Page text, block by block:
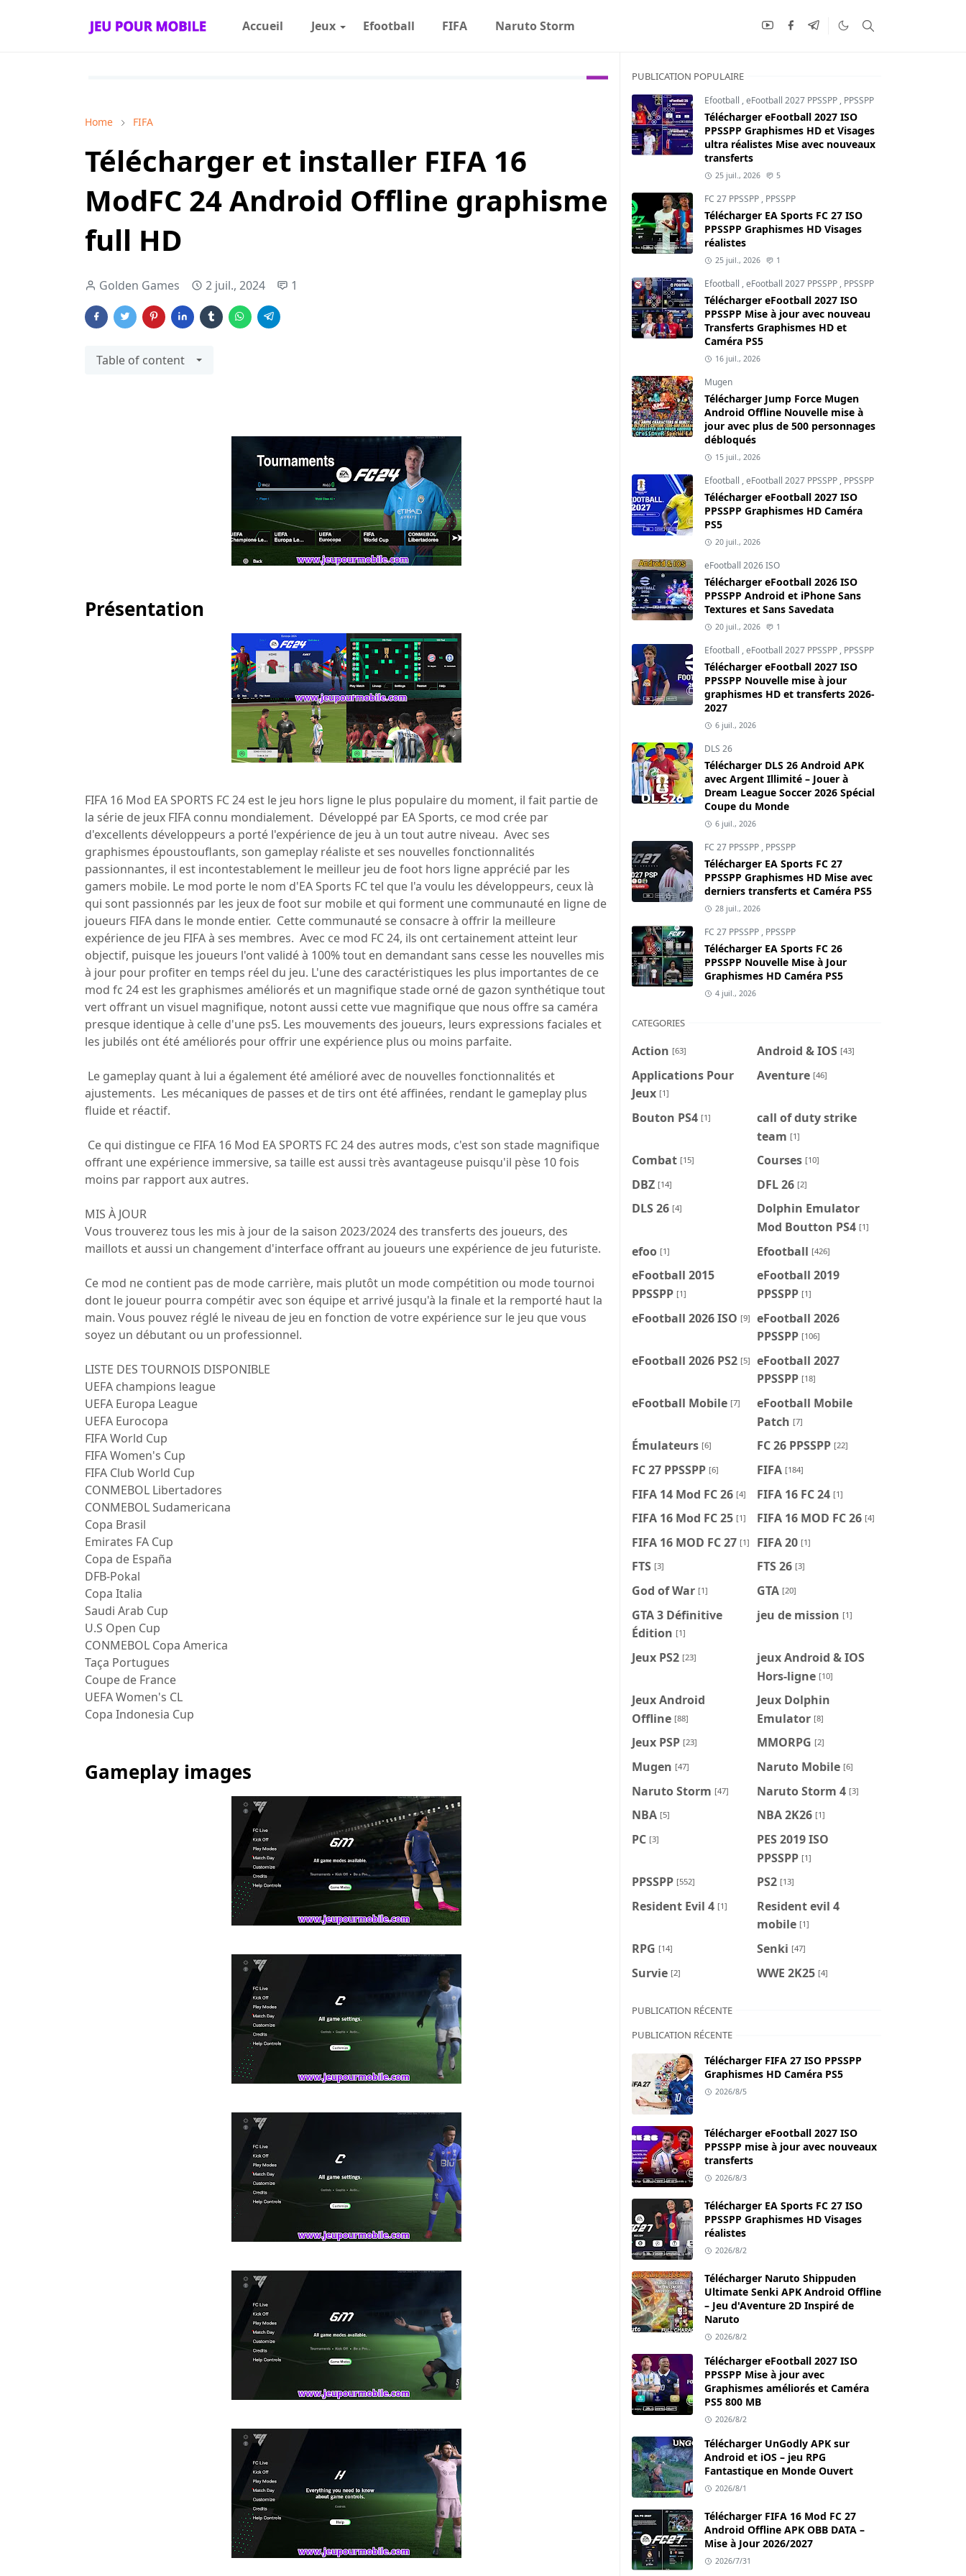
Accueil Jeux Efootball FIFA Naruto Storm
Home FIFA
Télécharger et installer FIFA 16
ModFC 24 Android Offline graphisme
full HD
Golden Games 2 juil., 2024 1
Table of content
Présentation
FIFA 16 Mod EA SPORTS FC 24 est le jeu hors ligne le plus populaire du moment, il fait partie de
la série de jeux FIFA connu mondialement. Développé par EA Sports, ce mod crée par
d'excellents développeurs a porté l'expérience de jeu à un tout autre niveau. Avec ses
graphismes époustouflants, son gameplay réaliste et ses nouvelles fonctionnalités
passionnantes, il est incontestablement le meilleur jeu de foot hors ligne apprécié par les
gamers mobile. Le mod porte le nom d'EA Sports FC tel que l'a voulu les développeurs, ceux là
qui sont passionnés par les jeux de foot sur mobile et qui forment une communauté en ligne de
joueurs FIFA dans le monde entier. Cette communauté se consacre à offrir la meilleure
expérience de jeu FIFA à ses membres. Avec ce mod FC 24, ils ont certainement atteint leur
objectif, puisque les joueurs l'ont validé à 100% tout en demandant sans cesse les nouvelles mis
à jour pour profiter en temps réel du jeu. L'une des caractéristiques les plus importantes de ce
mod fc 24 est les graphismes améliorés et un magnifique stade orné de gazon synthétique tout
vert offrant un visuel magnifique, notont aussi cette vue magnifique que nous offre sa caméra
presque identique à celle d'une ps5. Les mouvements des joueurs, leurs expressions faciales et
les jubilés ont été améliorés pour offrir une expérience plus ou moins parfaite.
Le gameplay quant à lui a également été amélioré avec de nouvelles fonctionnalités et
ajustements. Les mécaniques de passes et de tirs ont été affinées, rendant le gameplay plus
fluide et réactif.
Ce qui distingue ce FIFA 16 Mod EA SPORTS FC 24 des autres mods, c'est son stade magnifique
offrant une expérience immersive, sa taille est aussi très avantageuse puisqu'il pèse 10 fois
moins par rapport aux autres.
MIS À JOUR
Vous trouverez tous les mis à jour de la saison 2023/2024 des transferts des joueurs, des
maillots et aussi un changement d'interface offrant au joueurs une expérience de jeu futuriste.
Ce mod ne contient pas de mode carrière, mais plutôt un mode compétition ou mode tournoi
dont le joueur pourra compétir avec son équipe et arrivé jusqu'à la finale et la remporté haut la
main. Vous pouvez réglé le niveau de jeu en fonction de votre expérience sur le jeu que vous
soyez un débutant ou un professionnel.
LISTE DES TOURNOIS DISPONIBLE
UEFA champions league
UEFA Europa League
UEFA Eurocopa
FIFA World Cup
FIFA Women's Cup
FIFA Club World Cup
CONMEBOL Libertadores
CONMEBOL Sudamericana
Copa Brasil
Emirates FA Cup
Copa de España
DFB-Pokal
Copa Italia
Saudi Arab Cup
U.S Open Cup
CONMEBOL Copa America
Taça Portugues
Coupe de France
UEFA Women's CL
Copa Indonesia Cup
Gameplay images
PUBLICATION POPULAIRE
Efootball ,eFootball 2027 PPSSPP , PPSSPP
Télécharger eFootball 2027 ISO
PPSSPP Graphismes HD et Visages
ultra réalistes Mise avec nouveaux
transferts
25 juil., 2026 5
FC 27 PPSSPP , PPSSPP
Télécharger EA Sports FC 27 ISO
PPSSPP Graphismes HD Visages
réalistes
25 juil., 2026 1
Efootball ,eFootball 2027 PPSSPP , PPSSPP
Télécharger eFootball 2027 ISO
PPSSPP Mise à jour avec nouveau
Transferts Graphismes HD et
Caméra PS5
16 juil., 2026
Mugen
Télécharger Jump Force Mugen
Android Offline Nouvelle mise à
jour avec plus de 500 personnages
débloqués
15 juil., 2026
Efootball ,eFootball 2027 PPSSPP , PPSSPP
Télécharger eFootball 2027 ISO
PPSSPP Graphismes HD Caméra
PS5
20 juil., 2026
eFootball 2026 ISO
Télécharger eFootball 2026 ISO
PPSSPP Android et iPhone Sans
Textures et Sans Savedata
20 juil., 2026 1
Efootball ,eFootball 2027 PPSSPP , PPSSPP
Télécharger eFootball 2027 ISO
PPSSPP Nouvelle mise à jour
graphismes HD et transferts 2026-
2027
6 juil., 2026
DLS 26
Télécharger DLS 26 Android APK
avec Argent Illimité – Jouer à
Dream League Soccer 2026 Spécial
Coupe du Monde
6 juil., 2026
FC 27 PPSSPP , PPSSPP
Télécharger EA Sports FC 27
PPSSPP Graphismes HD Mise avec
derniers transferts et Caméra PS5
28 juil., 2026
FC 27 PPSSPP , PPSSPP
Télécharger EA Sports FC 26
PPSSPP Nouvelle Mise à Jour
Graphismes HD Caméra PS5
4 juil., 2026
CATEGORIES
Action [63] Android & IOS [43]
Applications Pour
Jeux [1]
Aventure [46]
Bouton PS4 [1]
call of duty strike
team [1]
Combat [15] Courses [10]
DBZ [14] DFL 26 [2]
DLS 26 [4]
Dolphin Emulator
Mod Boutton PS4 [1]
efoo [1] Efootball [426]
eFootball 2015
PPSSPP [1]
eFootball 2019
PPSSPP [1]
eFootball 2026 ISO [9]
eFootball 2026
PPSSPP [106]
eFootball 2026 PS2 [5]
eFootball 2027
PPSSPP [18]
eFootball Mobile [7]
eFootball Mobile
Patch [7]
Émulateurs [6] FC 26 PPSSPP [22]
FC 27 PPSSPP [6] FIFA [184]
FIFA 14 Mod FC 26 [4] FIFA 16 FC 24 [1]
FIFA 16 Mod FC 25 [1] FIFA 16 MOD FC 26 [4]
FIFA 16 MOD FC 27 [1] FIFA 20 [1]
FTS [3] FTS 26 [3]
God of War [1] GTA [20]
GTA 3 Définitive
Édition [1]
jeu de mission [1]
Jeux PS2 [23]
jeux Android & IOS
Hors-ligne [10]
Jeux Android
Offline [88]
Jeux Dolphin
Emulator [8]
Jeux PSP [23] MMORPG [2]
Mugen [47] Naruto Mobile [6]
Naruto Storm [47] Naruto Storm 4 [3]
NBA [5] NBA 2K26 [1]
PC [3]
PES 2019 ISO
PPSSPP [1]
PPSSPP [552] PS2 [13]
Resident Evil 4 [1]
Resident evil 4
mobile [1]
RPG [14] Senki [47]
Survie [2] WWE 2K25 [4]
PUBLICATION RÉCENTE
PUBLICATION RÉCENTE
Télécharger FIFA 27 ISO PPSSPP
Graphismes HD Caméra PS5
2026/8/5
Télécharger eFootball 2027 ISO
PPSSPP mise à jour avec nouveaux
transferts
2026/8/3
Télécharger EA Sports FC 27 ISO
PPSSPP Graphismes HD Visages
réalistes
2026/8/2
Télécharger Naruto Shippuden
Ultimate Senki APK Android Offline
– Jeu d'Aventure 2D Inspiré de
Naruto
2026/8/2
Télécharger eFootball 2027 ISO
PPSSPP Mise à jour avec
Graphismes améliorés et Caméra
PS5 800 MB
2026/8/2
Télécharger UnGodly APK sur
Android et iOS – jeu RPG
Fantastique en Monde Ouvert
2026/8/1
Télécharger FIFA 16 Mod FC 27
Android Offline APK OBB DATA –
Mise à Jour 2026/2027
2026/7/31